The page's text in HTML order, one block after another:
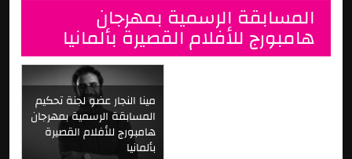
المسابقة الرسمية بمهرجان
هامبورج للأفلام القصيرة بألمانيا
مينا النجار عضو لجنة تحكيم
المسابقة الرسمية بمهرجان
هامبورج للأفلام القصيرة
بألمانيا